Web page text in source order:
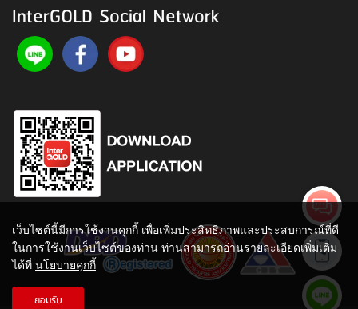
InterGOLD Social Network
เว็บไซต์นี้มีการใช้งานคุกกี้ เพื่อเพิ่มประสิทธิภาพและประสบการณ์ที่ดี
ในการใช้งานเว็บไซต์ของท่าน ท่านสามารถอ่านรายละเอียดเพิ่มเติม
ได้ที่ นโยบายคุกกี้
ยอมรับ